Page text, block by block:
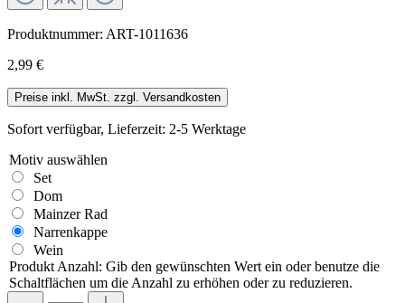
Produktnummer: ART-1011636
2,99 €
Preise inkl. MwSt. zzgl. Versandkosten
Sofort verfügbar, Lieferzeit: 2-5 Werktage
Motiv auswählen
Set
Dom
Mainzer Rad
Narrenkappe
Wein
Produkt Anzahl: Gib den gewünschten Wert ein oder benutze die
Schaltflächen um die Anzahl zu erhöhen oder zu reduzieren.